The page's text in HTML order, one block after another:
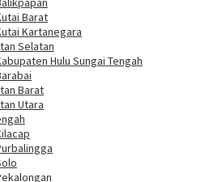
Barat
Kartanegara
Selatan
Hulu Sungai Tengah
Barat
Utara